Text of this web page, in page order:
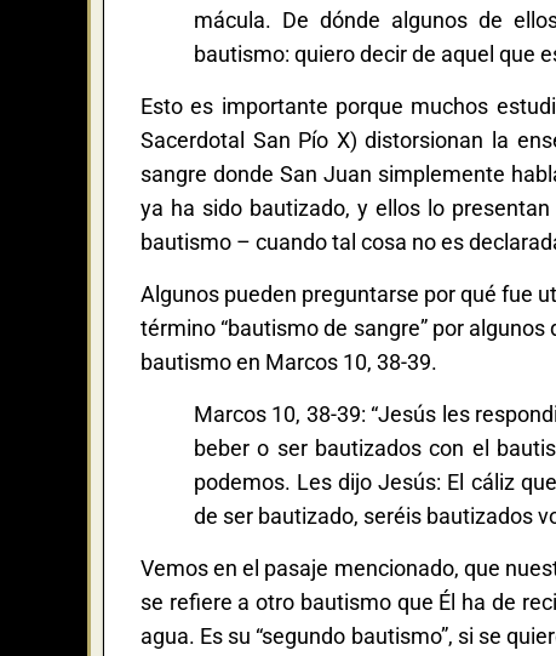
mácula. De dónde algunos de
bautismo: quiero decir de aquel que
Esto es importante porque muchos
Sacerdotal San Pío X) distorsionan la
sangre donde San Juan simplemente
ya ha sido bautizado, y ellos lo
bautismo – cuando tal cosa no es
Algunos pueden preguntarse por qué fue
término “bautismo de sangre” por
bautismo en Marcos 10, 38-39.
Marcos 10, 38-39: “Jesús les
beber o ser bautizados con el
podemos. Les dijo Jesús: El cáliz
de ser bautizado, seréis bautizados
Vemos en el pasaje mencionado, que
se refiere a otro bautismo que Él ha de
agua. Es su “segundo bautismo”, si se